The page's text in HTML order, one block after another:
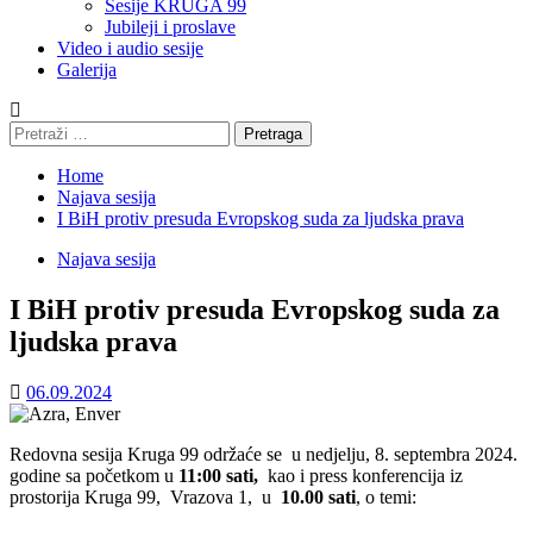
Sesije KRUGA 99
Jubileji i proslave
Video i audio sesije
Galerija
Pretraga:
Home
Najava sesija
I BiH protiv presuda Evropskog suda za ljudska prava
Najava sesija
I BiH protiv presuda Evropskog suda za
ljudska prava
06.09.2024
Redovna sesija Kruga 99 održaće se u nedjelju, 8. septembra 2024.
godine sa početkom u 11:00 sati, kao i press konferencija iz
prostorija Kruga 99, Vrazova 1, u 10.00 sati, o temi: